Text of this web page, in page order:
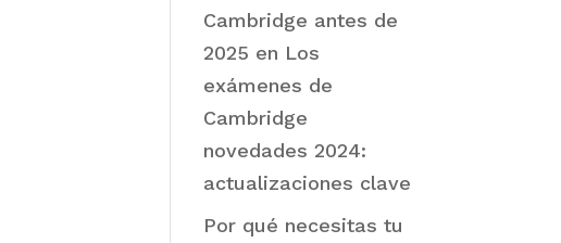
Cambridge antes de
2025 en Los
exámenes de
Cambridge
novedades 2024:
actualizaciones clave
Por qué necesitas tu